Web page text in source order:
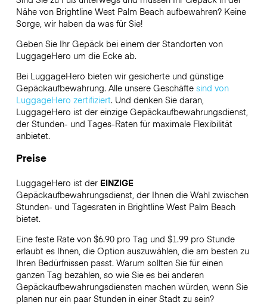
Nähe von Brightline West Palm Beach aufbewahren? Keine
Sorge, wir haben da was für Sie!
Geben Sie Ihr Gepäck bei einem der Standorten von
LuggageHero um die Ecke ab.
Bei LuggageHero bieten wir gesicherte und günstige
Gepäckaufbewahrung. Alle unsere Geschäfte sind von
LuggageHero zertifiziert. Und denken Sie daran,
LuggageHero ist der einzige Gepäckaufbewahrungsdienst,
der Stunden- und Tages-Raten für maximale Flexibilität
anbietet.
Preise
LuggageHero ist der EINZIGE
Gepäckaufbewahrungsdienst, der Ihnen die Wahl zwischen
Stunden- und Tagesraten in Brightline West Palm Beach
bietet.
Eine feste Rate von $6.90 pro Tag und $1.99 pro Stunde
erlaubt es Ihnen, die Option auszuwählen, die am besten zu
Ihren Bedürfnissen passt. Warum sollten Sie für einen
ganzen Tag bezahlen, so wie Sie es bei anderen
Gepäckaufbewahrungsdiensten machen würden, wenn Sie
planen nur ein paar Stunden in einer Stadt zu sein?